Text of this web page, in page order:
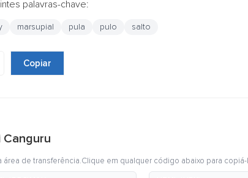
palavras-chave:
marsupial pula pulo salto
Copiar
Canguru
de transferência.Clique em qualquer código abaixo para